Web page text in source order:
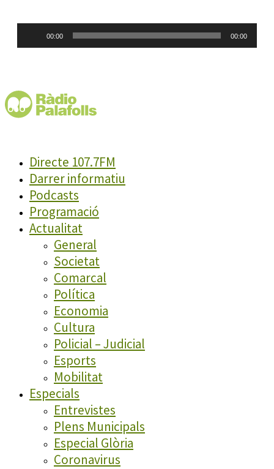
00:00 00:00
Directe 107.7FM
Darrer informatiu
Podcasts
Programació
Actualitat
General
Societat
Comarcal
Política
Economia
Cultura
Policial – Judicial
Esports
Mobilitat
Especials
Entrevistes
Plens Municipals
Especial Glòria
Coronavirus